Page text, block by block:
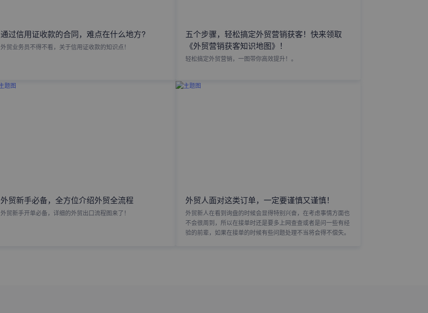
通过信用证收款的合同，难点在什么地方?
外贸业务员不得不看，关于信用证收款的知识点！
五个步骤，轻松搞定外贸营销获客！快来领取
《外贸营销获客知识地图》！
轻松搞定外贸营销，一图带你高效提升！。
外贸新手必备，全方位介绍外贸全流程
外贸新手开单必备，详细的外贸出口流程图来了！
外贸人面对这类订单，一定要谨慎又谨慎！
外贸新人在看到询盘的时候会显得特别兴奋，在考虑事情方面也
不会很周到，所以在接单时还是要多上网查查或者是问一些有经
验的前辈，如果在接单的时候有些问题处理不当将会得不偿失。